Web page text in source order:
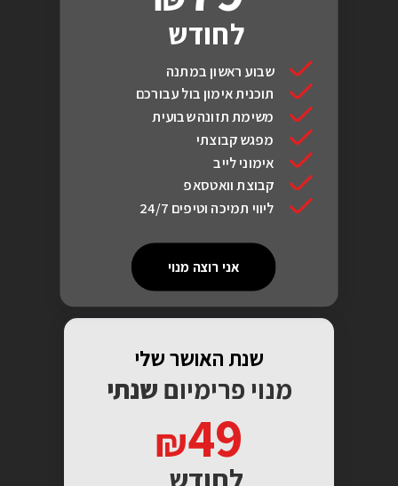
לחודש
שבוע ראשון במתנה
תוכנית אימון בול עבורכם
משימת תזונה שבועית
מפגש קבוצתי
אימוני לייב
קבוצת וואטסאפ
ליווי תמיכה וטיפים 24/7
אני רוצה מנוי
שנת האושר שלי
מנוי פרימיום שנתי
49